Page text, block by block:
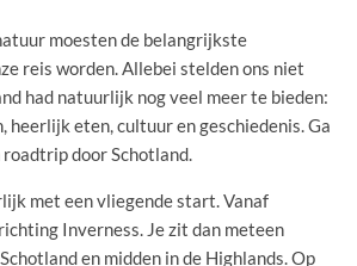
moesten de belangrijkste
reis worden. Allebei stelden ons niet
had natuurlijk nog veel meer te bieden:
heerlijk eten, cultuur en geschiedenis. Ga
roadtrip door Schotland.
met een vliegende start. Vanaf
Inverness. Je zit dan meteen
en midden in de Highlands. Op